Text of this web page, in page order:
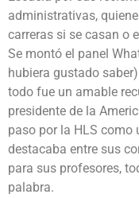
administrativas,
carreras si se casan o
Se montó el panel
hubiera gustado
todo fue un amable
presidente de la
paso por la HLS como
destacaba entre sus
para sus profesores,
palabra.